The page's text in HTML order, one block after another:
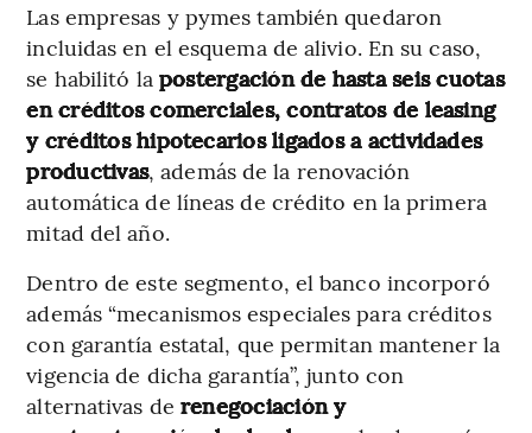
Las empresas y pymes también quedaron
incluidas en el esquema de alivio. En su caso,
se habilitó la postergación de hasta seis cuotas
en créditos comerciales, contratos de leasing
y créditos hipotecarios ligados a actividades
productivas, además de la renovación
automática de líneas de crédito en la primera
mitad del año.
Dentro de este segmento, el banco incorporó
además “mecanismos especiales para créditos
con garantía estatal, que permitan mantener la
vigencia de dicha garantía”, junto con
alternativas de renegociación y